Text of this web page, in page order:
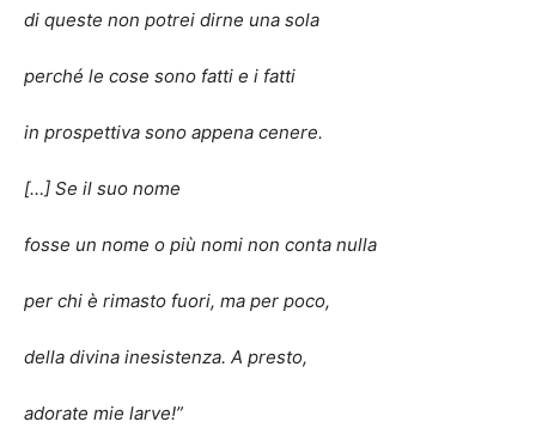
di queste non potrei dirne una sola
perché le cose sono fatti e i fatti
in prospettiva sono appena cenere.
[…] Se il suo nome
fosse un nome o più nomi non conta nulla
per chi è rimasto fuori, ma per poco,
della divina inesistenza. A presto,
adorate mie larve!”